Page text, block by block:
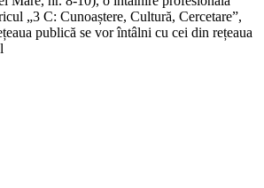
„3 C: Cunoaștere, Cultură, Cercetare”,
publică se vor întâlni cu cei din rețeaua